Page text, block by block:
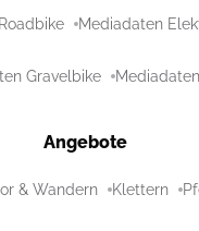
Mediadaten
Gravelbike
Angebote
& Wandern Klettern